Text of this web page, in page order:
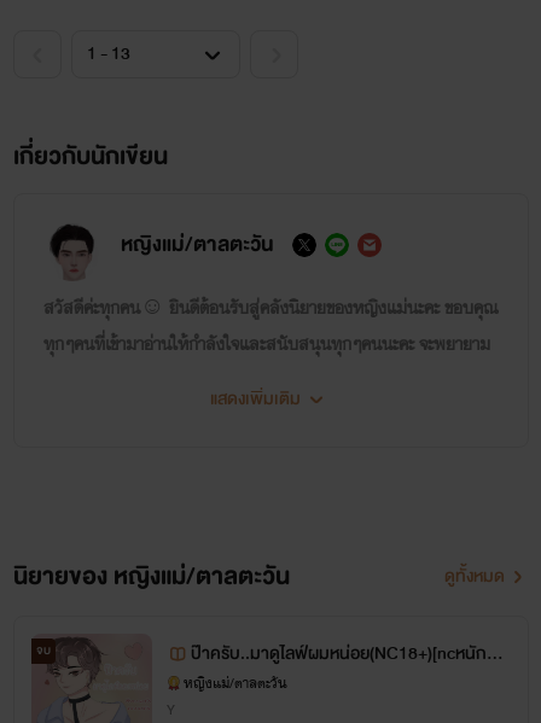
เกี่ยวกับนักเขียน
หญิงแม่/ตาลตะวัน
สวัสดีค่ะทุกคน☺️ ยินดีต้อนรับสู่คลังนิยายของหญิงแม่นะคะ ขอบคุณ
ทุกๆคนที่เข้ามาอ่านให้กำลังใจและสนับสนุนทุกๆคนนะคะ จะพยายาม
เรียนรู้สิ่งใหม่ๆแล้วก็จะพัฒนาออกมาเป็นผลงานใหม่ๆให้ได้ชื่นชมกัน
ไลน์ ID:Panudda2468felm77
แสดงเพิ่มเติม
นิยายของ หญิงแม่/ตาลตะวัน ดูทั้งหมด
จบ
ป๊าครับ..มาดูไลฟ์ผมหน่อย(NC18+)[ncหนักหน่
วง]
หญิงแม่/ตาลตะวัน
Y